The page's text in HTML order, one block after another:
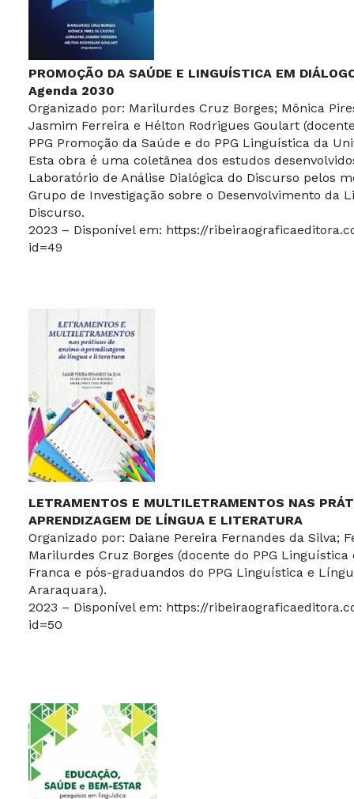
PROMOÇÃO DA SAÚDE E LINGUÍSTICA EM
Agenda 2030
Organizado por: Marilurdes Cruz Borges; Mônica
Jasmim Ferreira e Hélton Rodrigues Goulart
PPG Promoção da Saúde e do PPG Linguística da
Esta obra é uma coletânea dos estudos
Laboratório de Análise Dialógica do Discurso pelos
Grupo de Investigação sobre o Desenvolvimento da
Discurso.
2023 – Disponível em: https://
id=49
LETRAMENTOS E MULTILETRAMENTOS NAS
APRENDIZAGEM DE LÍNGUA E LITERATURA
Organizado por: Daiane Pereira Fernandes da Silva;
Marilurdes Cruz Borges (docente do PPG Linguística
Franca e pós-graduandos do PPG Linguística e
Araraquara).
2023 – Disponível em: https://
id=50